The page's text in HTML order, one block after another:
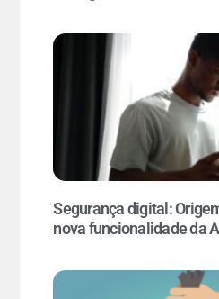
Segurança digital:
nova funcionalidade da